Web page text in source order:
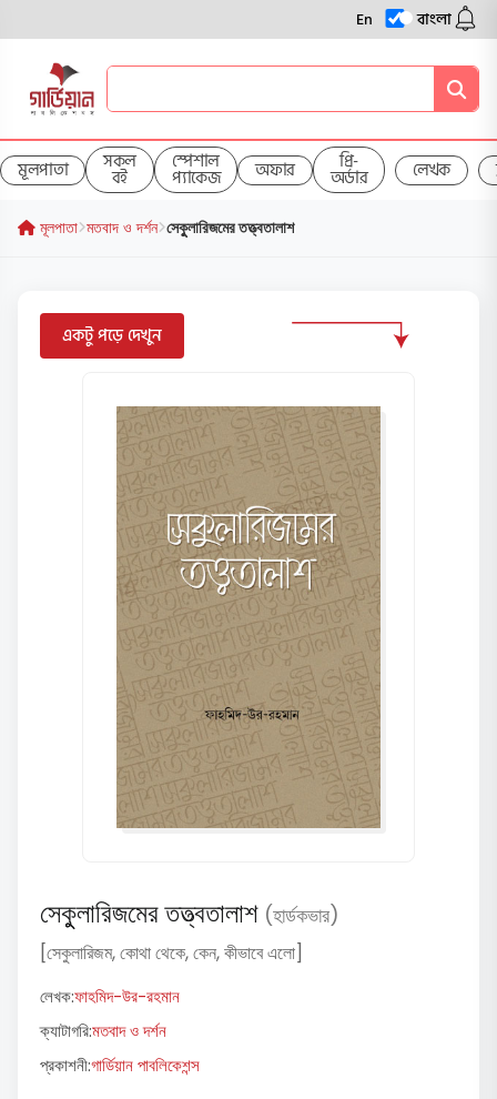
En বাংলা
মূলপাতা সকল
বই
স্পেশাল
প্যাকেজ অফার প্রি-
অর্ডার লেখক
মূলপাতা মতবাদ ও দর্শন সেকুুলারিজমের তত্ত্বতালাশ
একটু পড়ে দেখুন
সেকুুলারিজমের তত্ত্বতালাশ (হার্ডকভার)
[সেকুলারিজম, কোথা থেকে, কেন, কীভাবে এলো]
লেখক:ফাহমিদ-উর-রহমান
ক্যাটাগরি:মতবাদ ও দর্শন
প্রকাশনী:গার্ডিয়ান পাবলিকেশন্স